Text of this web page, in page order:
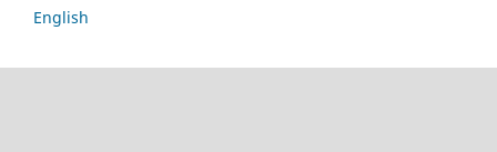
English